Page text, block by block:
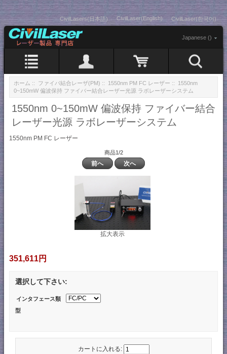
CivilLasers(日本語) CivilLaser(English) CivilLaser(한국어)
Japanese ()
ホーム :: ファイバ結合レーザ(PM) :: 1550nm PM FC レーザー :: 1550nm
0~150mW 偏波保持 ファイバー結合レーザー光源 ラボレーザーシステム
1550nm 0~150mW 偏波保持 ファイバー結合
レーザー光源 ラボレーザーシステム
1550nm PM FC レーザー
商品1/2
前へ 次へ
拡大表示
351,611円
選択して下さい:
インタフェース類
型
カートに入れる: